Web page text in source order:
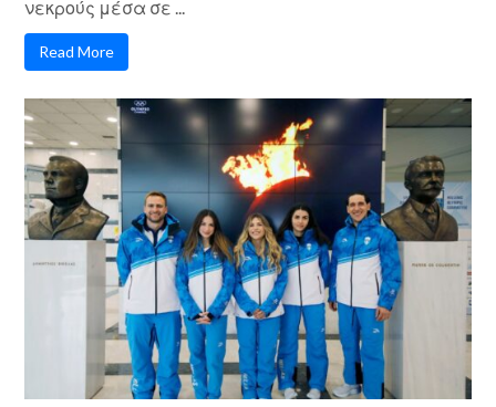
νεκρούς μέσα σε ...
Read More